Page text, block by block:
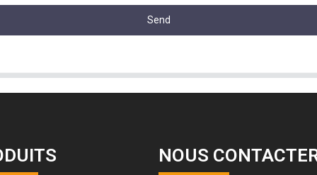
Send
NOUS